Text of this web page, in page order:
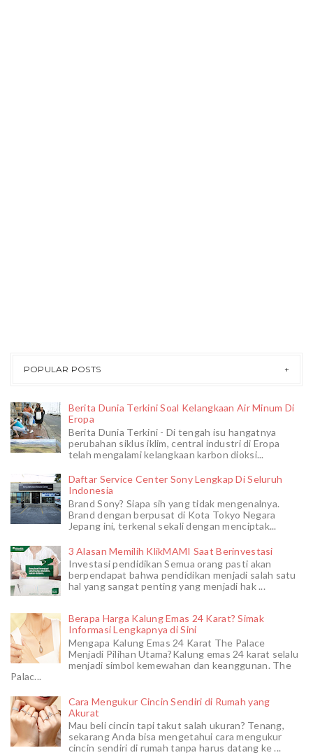
POPULAR POSTS
Berita Dunia Terkini Soal Kelangkaan Air Minum Di
Eropa
Berita Dunia Terkini - Di tengah isu hangatnya
perubahan siklus iklim, central industri di Eropa
telah mengalami kelangkaan karbon dioksi...
Daftar Service Center Sony Lengkap Di Seluruh
Indonesia
Brand Sony? Siapa sih yang tidak mengenalnya.
Brand dengan berpusat di Kota Tokyo Negara
Jepang ini, terkenal sekali dengan menciptak...
3 Alasan Memilih KlikMAMI Saat Berinvestasi
Investasi pendidikan Semua orang pasti akan
berpendapat bahwa pendidikan menjadi salah satu
hal yang sangat penting yang menjadi hak ...
Berapa Harga Kalung Emas 24 Karat? Simak
Informasi Lengkapnya di Sini
Mengapa Kalung Emas 24 Karat The Palace
Menjadi Pilihan Utama?Kalung emas 24 karat selalu
menjadi simbol kemewahan dan keanggunan. The
Palac...
Cara Mengukur Cincin Sendiri di Rumah yang
Akurat
Mau beli cincin tapi takut salah ukuran? Tenang,
sekarang Anda bisa mengetahui cara mengukur
cincin sendiri di rumah tanpa harus datang ke ...